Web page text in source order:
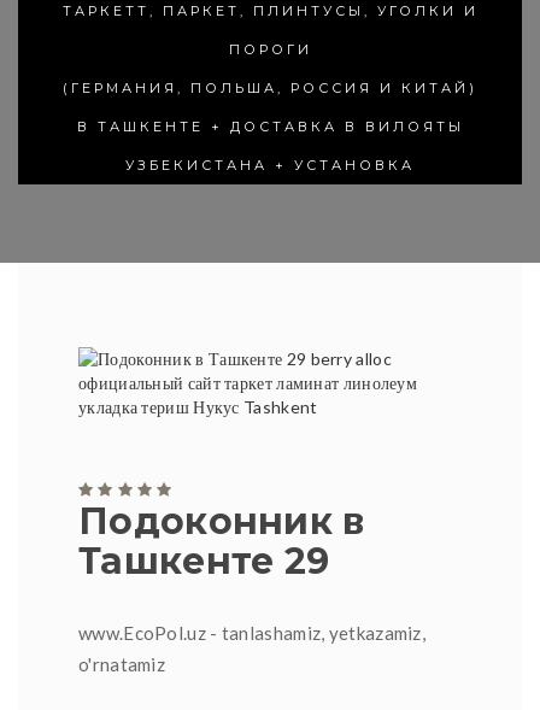
ТАРКЕТТ, ПАРКЕТ, ПЛИНТУСЫ, УГОЛКИ И
ПОРОГИ
(ГЕРМАНИЯ, ПОЛЬША, РОССИЯ И КИТАЙ)
В ТАШКЕНТЕ + ДОСТАВКА В ВИЛОЯТЫ
УЗБЕКИСТАНА + УСТАНОВКА
Подоконник в
Ташкенте 29
www.EcoPol.uz - tanlashamiz, yetkazamiz,
o'rnatamiz